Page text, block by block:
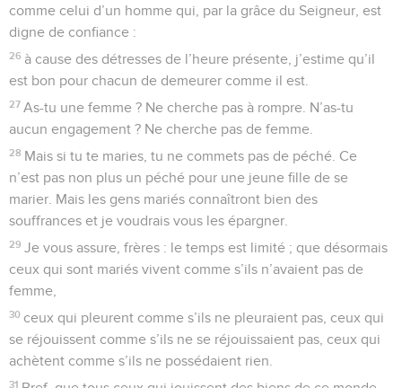
comme celui d’un homme qui, par la grâce du Seigneur, est
digne de confiance :
26 à cause des détresses de l’heure présente, j’estime qu’il
est bon pour chacun de demeurer comme il est.
27 As-tu une femme ? Ne cherche pas à rompre. N’as-tu
aucun engagement ? Ne cherche pas de femme.
28 Mais si tu te maries, tu ne commets pas de péché. Ce
n’est pas non plus un péché pour une jeune fille de se
marier. Mais les gens mariés connaîtront bien des
souffrances et je voudrais vous les épargner.
29 Je vous assure, frères : le temps est limité ; que désormais
ceux qui sont mariés vivent comme s’ils n’avaient pas de
femme,
30 ceux qui pleurent comme s’ils ne pleuraient pas, ceux qui
se réjouissent comme s’ils ne se réjouissaient pas, ceux qui
achètent comme s’ils ne possédaient rien.
31